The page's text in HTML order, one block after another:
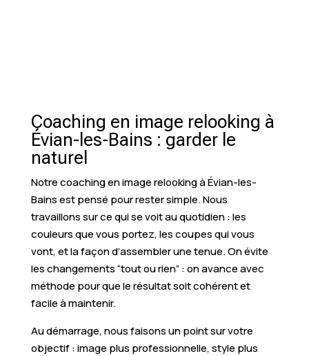
Coaching en image relooking à
Évian-les-Bains : garder le
naturel
Notre coaching en image relooking à Évian-les-
Bains est pensé pour rester simple. Nous
travaillons sur ce qui se voit au quotidien : les
couleurs que vous portez, les coupes qui vous
vont, et la façon d’assembler une tenue. On évite
les changements “tout ou rien” : on avance avec
méthode pour que le résultat soit cohérent et
facile à maintenir.
Au démarrage, nous faisons un point sur votre
objectif : image plus professionnelle, style plus